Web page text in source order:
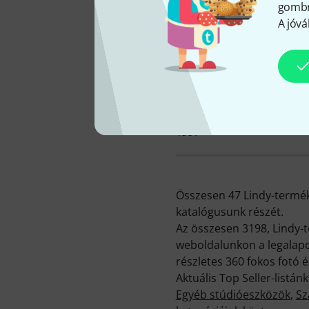
A
KATALÓGUSBA VÉTEL
1997
Összesen 47 Lindy-
katalógusunk részét.
Az összesen 3198,
weboldalunkon a
részletes 360 fokos fotó
Aktuális Top Seller-
Egyéb stúdióeszközök,